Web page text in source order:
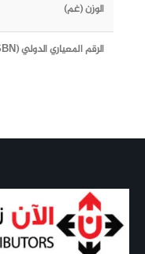
الوزن (غم)
الرقم المعياري الدولي (ISBN)